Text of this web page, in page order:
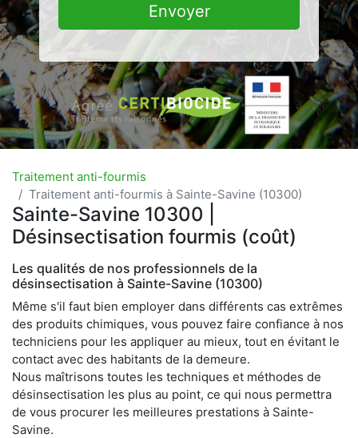
Envoyer
Traitement anti-fourmis
Traitement anti-fourmis à Sainte-Savine (10300)
Sainte-Savine 10300 |
Désinsectisation fourmis (coût)
Les qualités de nos professionnels de la
désinsectisation à Sainte-Savine (10300)
Même s'il faut bien employer dans différents cas extrêmes
des produits chimiques, vous pouvez faire confiance à nos
techniciens pour les appliquer au mieux, tout en évitant le
contact avec des habitants de la demeure.
Nous maîtrisons toutes les techniques et méthodes de
désinsectisation les plus au point, ce qui nous permettra
de vous procurer les meilleures prestations à Sainte-
Savine.